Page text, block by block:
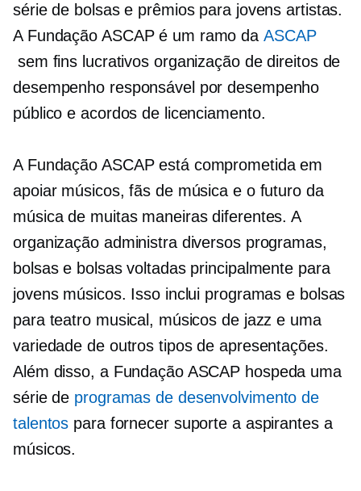
série de bolsas e prêmios para jovens artistas.
A Fundação ASCAP é um ramo da ASCAP
sem fins lucrativos organização de direitos de
desempenho responsável por desempenho
público e acordos de licenciamento.
A Fundação ASCAP está comprometida em
apoiar músicos, fãs de música e o futuro da
música de muitas maneiras diferentes. A
organização administra diversos programas,
bolsas e bolsas voltadas principalmente para
jovens músicos. Isso inclui programas e bolsas
para teatro musical, músicos de jazz e uma
variedade de outros tipos de apresentações.
Além disso, a Fundação ASCAP hospeda uma
série de programas de desenvolvimento de
talentos para fornecer suporte a aspirantes a
músicos.